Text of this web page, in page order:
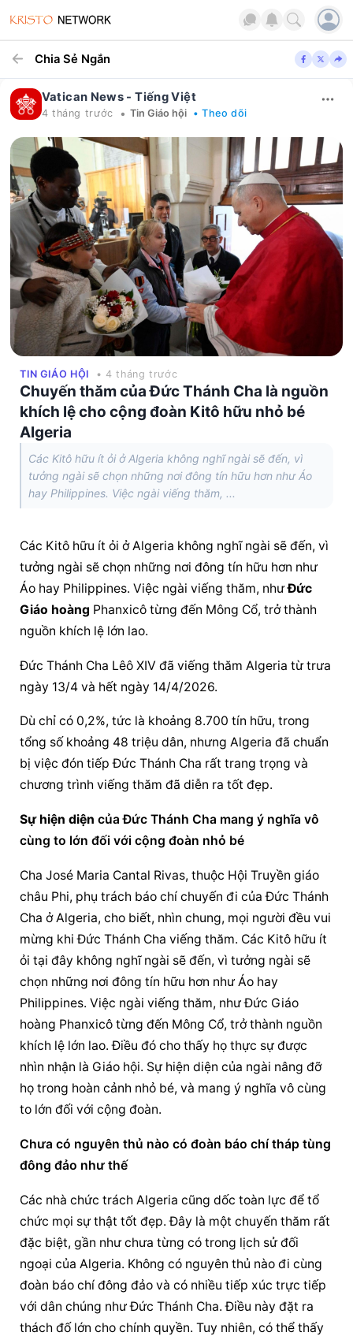
Chia Sẻ Ngắn
Vatican News - Tiếng Việt
4 tháng trước • Tin Giáo hội • Theo dõi
TIN GIÁO HỘI • 4 tháng trước
Chuyến thăm của Đức Thánh Cha là nguồn
khích lệ cho cộng đoàn Kitô hữu nhỏ bé
Algeria
Các Kitô hữu ít ỏi ở Algeria không nghĩ ngài sẽ đến, vì
tưởng ngài sẽ chọn những nơi đông tín hữu hơn như Áo
hay Philippines. Việc ngài viếng thăm, ...
Các Kitô hữu ít ỏi ở Algeria không nghĩ ngài sẽ đến, vì
tưởng ngài sẽ chọn những nơi đông tín hữu hơn như
Áo hay Philippines. Việc ngài viếng thăm, như Đức
Giáo hoàng Phanxicô từng đến Mông Cổ, trở thành
nguồn khích lệ lớn lao.
Đức Thánh Cha Lêô XIV đã viếng thăm Algeria từ trưa
ngày 13/4 và hết ngày 14/4/2026.
Dù chỉ có 0,2%, tức là khoảng 8.700 tín hữu, trong
tổng số khoảng 48 triệu dân, nhưng Algeria đã chuẩn
bị việc đón tiếp Đức Thánh Cha rất trang trọng và
chương trình viếng thăm đã diễn ra tốt đẹp.
Sự hiện diện của Đức Thánh Cha mang ý nghĩa vô
cùng to lớn đối với cộng đoàn nhỏ bé
Cha José Maria Cantal Rivas, thuộc Hội Truyền giáo
châu Phi, phụ trách báo chí chuyến đi của Đức Thánh
Cha ở Algeria, cho biết, nhìn chung, mọi người đều vui
mừng khi Đức Thánh Cha viếng thăm. Các Kitô hữu ít
ỏi tại đây không nghĩ ngài sẽ đến, vì tưởng ngài sẽ
chọn những nơi đông tín hữu hơn như Áo hay
Philippines. Việc ngài viếng thăm, như Đức Giáo
hoàng Phanxicô từng đến Mông Cổ, trở thành nguồn
khích lệ lớn lao. Điều đó cho thấy họ thực sự được
nhìn nhận là Giáo hội. Sự hiện diện của ngài nâng đỡ
họ trong hoàn cảnh nhỏ bé, và mang ý nghĩa vô cùng
to lớn đối với cộng đoàn.
Chưa có nguyên thủ nào có đoàn báo chí tháp tùng
đông đảo như thế
Các nhà chức trách Algeria cũng dốc toàn lực để tổ
chức mọi sự thật tốt đẹp. Đây là một chuyến thăm rất
đặc biệt, gần như chưa từng có trong lịch sử đối
ngoại của Algeria. Không có nguyên thủ nào đi cùng
đoàn báo chí đông đảo và có nhiều tiếp xúc trực tiếp
với dân chúng như Đức Thánh Cha. Điều này đặt ra
thách đố lớn cho chính quyền. Tuy nhiên, có thể thấy